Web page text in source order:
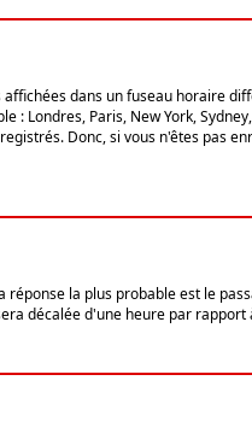
dans un fuseau horaire
Londres, Paris, New York,
Donc, si vous n'êtes pas
la plus probable est le
décalée d'une heure par